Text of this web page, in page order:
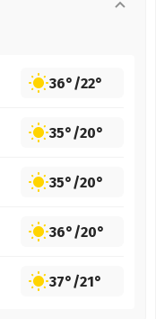
36°/22°
35°/20°
35°/20°
36°/20°
37°/21°